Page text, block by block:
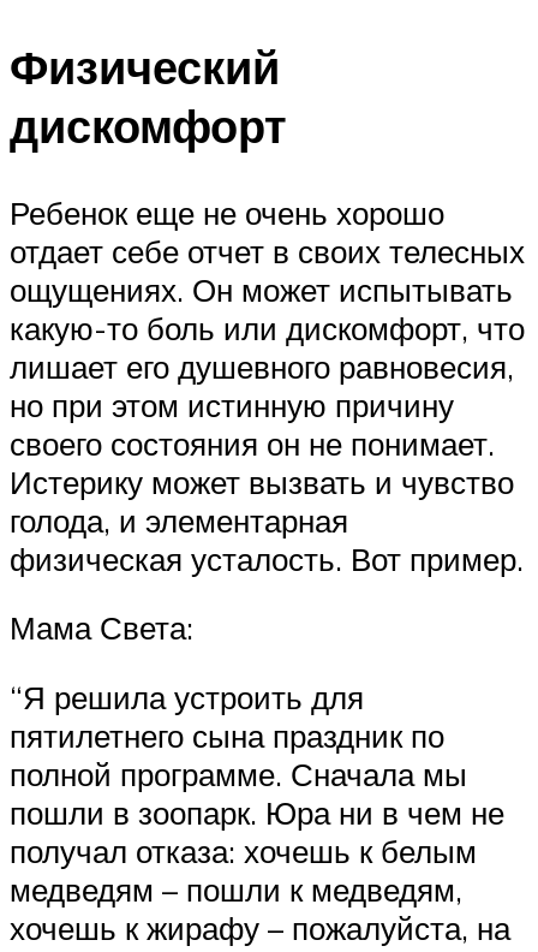
Физический
дискомфорт
Ребенок еще не очень хорошо
отдает себе отчет в своих телесных
ощущениях. Он может испытывать
какую-то боль или дискомфорт, что
лишает его душевного равновесия,
но при этом истинную причину
своего состояния он не понимает.
Истерику может вызвать и чувство
голода, и элементарная
физическая усталость. Вот пример.
Мама Света:
“Я решила устроить для
пятилетнего сына праздник по
полной программе. Сначала мы
пошли в зоопарк. Юра ни в чем не
получал отказа: хочешь к белым
медведям – пошли к медведям,
хочешь к жирафу – пожалуйста, на